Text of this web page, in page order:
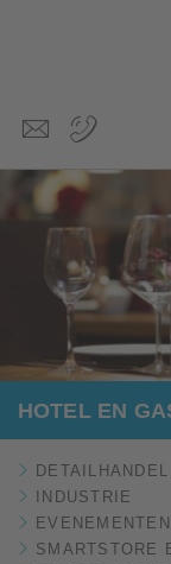
HOTEL EN
DETAILHANDEL
INDUSTRIE
EVENEMENTEN
SMARTSTORE